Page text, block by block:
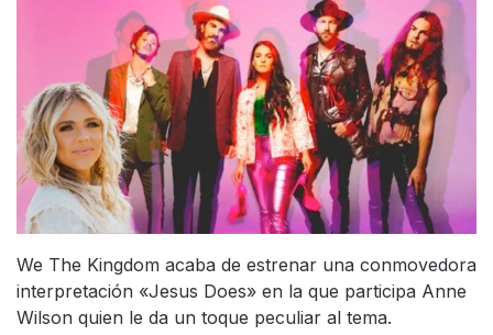
We The Kingdom acaba de estrenar una conmovedora
interpretación «Jesus Does» en la que participa Anne
Wilson quien le da un toque peculiar al tema.